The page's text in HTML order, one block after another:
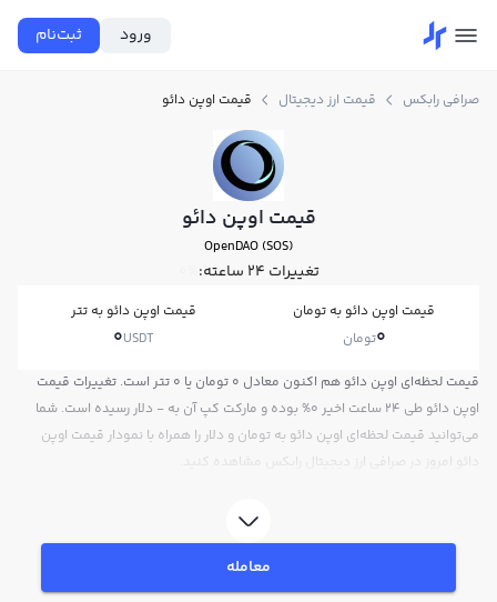
ورود ثبت‌نام
صرافی رابکس قیمت ارز دیجیتال قیمت اوپن دائو
قیمت اوپن دائو
OpenDAO (SOS)
تغییرات ۲۴ ساعته: 0%
قیمت اوپن دائو به تومان
0تومان
قیمت اوپن دائو به تتر
0USDT
قیمت لحظه‌ای اوپن دائو هم اکنون معادل 0 تومان یا 0 تتر است. تغییرات قیمت
اوپن دائو طی 24 ساعت اخیر 0% بوده و مارکت کپ آن به - دلار رسیده است. شما
می‌توانید قیمت لحظه‌ای اوپن دائو به تومان و دلار را همراه با نمودار قیمت اوپن
دائو امروز در صرافی ارز دیجیتال رابکس مشاهده کنید.
معامله